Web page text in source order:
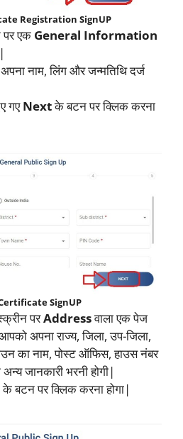
Registration SignUP
एक General Information
नाम, लिंग और जन्मतिथि दर्ज
गएNextके बटन पर क्लिक करना
SignUP
परAddressवाला एक पेज
अपना राज्य, जिला, उप-जिला,
का नाम, पोस्ट ऑफिस, हाउस नंबर
जानकारी भरनी होगी|
के बटन पर क्लिक करना होगा|